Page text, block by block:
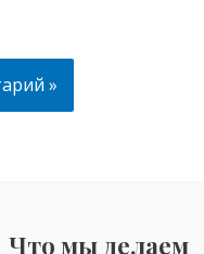
Что мы делаем